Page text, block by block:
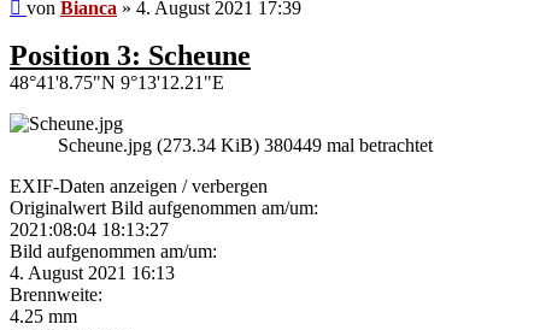
von Bianca » 4. August 2021 17:39
Position 3: Scheune
48°41'8.75"N 9°13'12.21"E
Scheune.jpg (273.34 KiB) 380449 mal betrachtet
EXIF-Daten anzeigen / verbergen
Originalwert Bild aufgenommen am/um:
2021:08:04 18:13:27
Bild aufgenommen am/um:
4. August 2021 16:13
Brennweite:
4.25 mm